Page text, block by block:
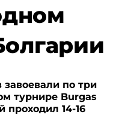
завоевали по три
турнире Burgas
проходил 14-16